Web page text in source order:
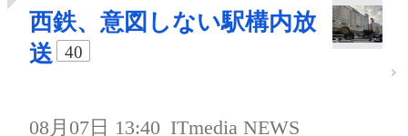
西鉄、意図しない駅構内放
送
40
08月07日 13:40 ITmedia NEWS